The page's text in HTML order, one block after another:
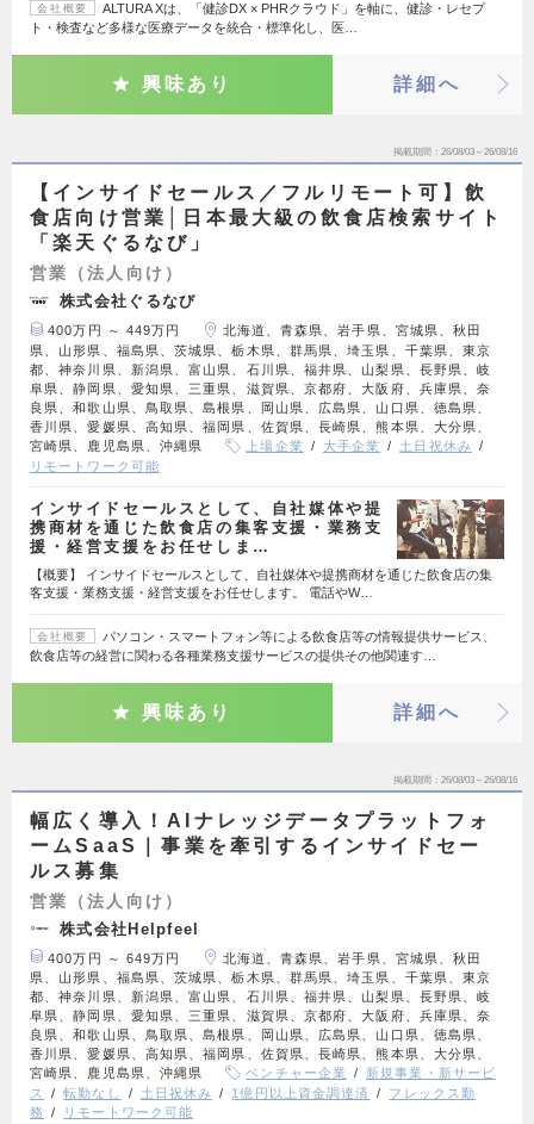
会社概要
ALTURA Xは、「健診DX × PHRクラウド」を軸に、健診・レセプ
ト・検査など多様な医療データを統合・標準化し、医…
興味あり 詳細へ
掲載期間 26/08/03～26/08/16
【インサイドセールス／フルリモート可】飲
食店向け営業│日本最大級の飲食店検索サイト
「楽天ぐるなび」
営業（法人向け）
株式会社ぐるなび
400万円 ～ 449万円
北海道、青森県、岩手県、宮城県、秋田
県、山形県、福島県、茨城県、栃木県、群馬県、埼玉県、千葉県、東京
都、神奈川県、新潟県、富山県、石川県、福井県、山梨県、長野県、岐
阜県、静岡県、愛知県、三重県、滋賀県、京都府、大阪府、兵庫県、奈
良県、和歌山県、鳥取県、島根県、岡山県、広島県、山口県、徳島県、
香川県、愛媛県、高知県、福岡県、佐賀県、長崎県、熊本県、大分県、
宮崎県、鹿児島県、沖縄県
上場企業 大手企業
土日祝休み
リモートワーク可能
インサイドセールスとして、自社媒体や提
携商材を通じた飲食店の集客支援・業務支
援・経営支援をお任せしま…
【概要】 インサイドセールスとして、自社媒体や提携商材を通じた飲食店の集
客支援・業務支援・経営支援をお任せします。 電話やW…
会社概要
パソコン・スマートフォン等による飲食店等の情報提供サービス、
飲食店等の経営に関わる各種業務支援サービスの提供その他関連す…
興味あり 詳細へ
掲載期間 26/08/03～26/08/16
幅広く導入！AIナレッジデータプラットフォ
ームSaaS｜事業を牽引するインサイドセー
ルス募集
営業（法人向け）
株式会社Helpfeel
400万円 ～ 649万円
北海道、青森県、岩手県、宮城県、秋田
県、山形県、福島県、茨城県、栃木県、群馬県、埼玉県、千葉県、東京
都、神奈川県、新潟県、富山県、石川県、福井県、山梨県、長野県、岐
阜県、静岡県、愛知県、三重県、滋賀県、京都府、大阪府、兵庫県、奈
良県、和歌山県、鳥取県、島根県、岡山県、広島県、山口県、徳島県、
香川県、愛媛県、高知県、福岡県、佐賀県、長崎県、熊本県、大分県、
宮崎県、鹿児島県、沖縄県
ベンチャー企業
新規事業・新サービ
ス
転勤なし 土日祝休み 1億円以上資金調達済
フレックス勤
務
リモートワーク可能